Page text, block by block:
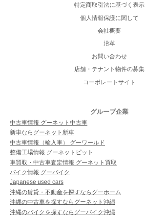
特定商取引法に基づく表示
個人情報保護に関して
会社概要
沿革
お問い合わせ
店舗・テナント物件の募集
コーポレートサイト
グループ企業
中古車情報 グーネット中古車
新車ならグーネット新車
中古車情報（輸入車） グーワールド
整備工場情報 グーネットピット
車買取・中古車査定情報 グーネット買取
バイク情報 グーバイク
Japanese used cars
沖縄の賃貸・不動産を探すならグーホーム
沖縄の中古車を探すならグーネット沖縄
沖縄のバイクを探すならグーバイク沖縄